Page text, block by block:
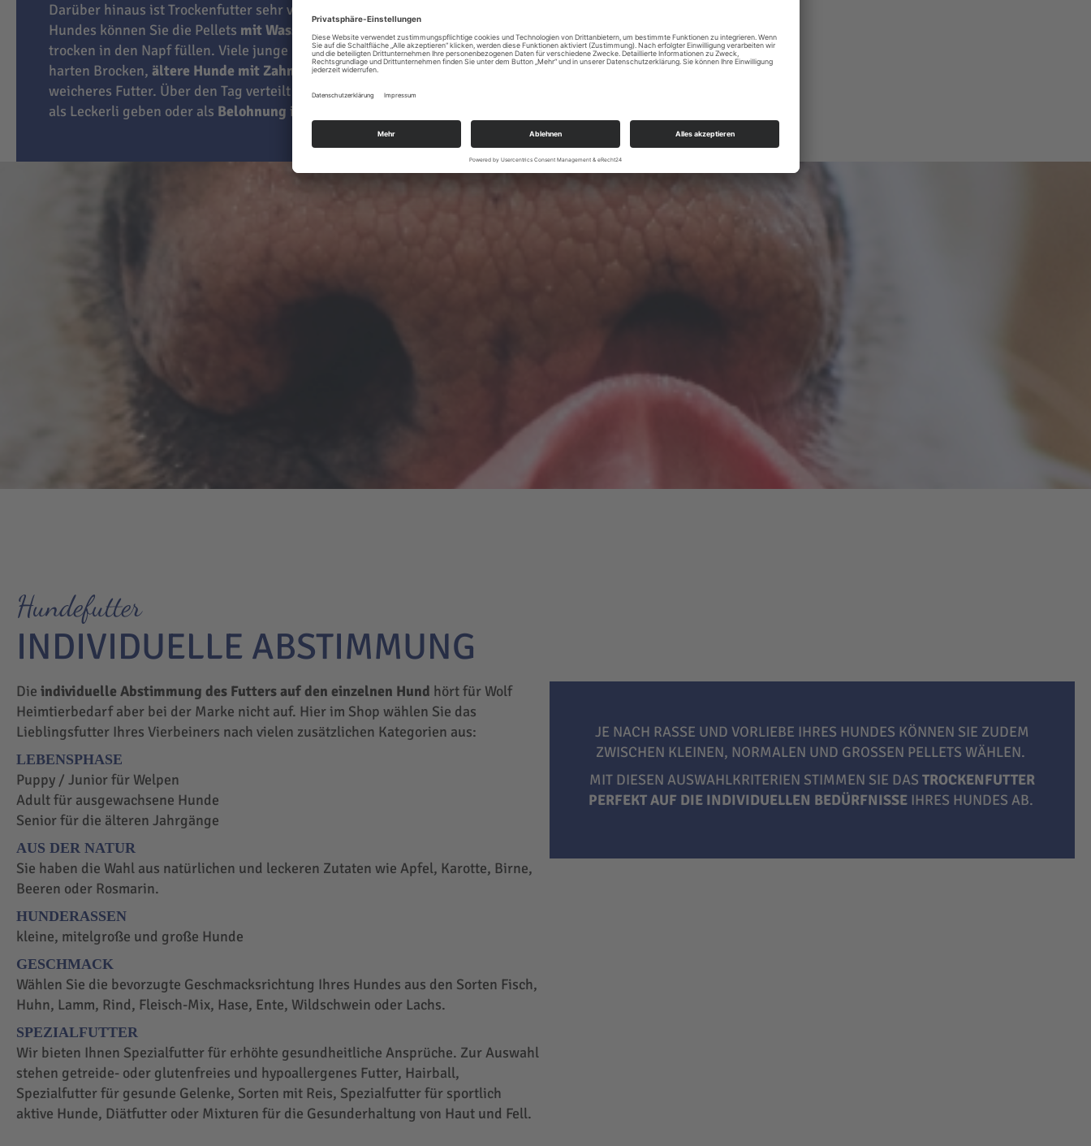
Darüber hinaus ist Trockenfutter sehr vielseitig. Je nach Präferenz Ihres
Hundes können Sie die Pellets mit Wasser übergießen oder einfach
trocken in den Napf füllen. Viele junge Hunde lieben das Kauen der
harten Brocken, ältere Hunde mit Zahnproblemenbevorzugen
weicheres Futter. Über den Tag verteilt können Sie die Pellets unbesorgt
als Leckerli geben oder als Belohnung im Training verwenden.
Hundefutter
INDIVIDUELLE ABSTIMMUNG
Die individuelle Abstimmung des Futters auf den einzelnen Hund hört für Wolf
Heimtierbedarf aber bei der Marke nicht auf. Hier im Shop wählen Sie das
Lieblingsfutter Ihres Vierbeiners nach vielen zusätzlichen Kategorien aus:
LEBENSPHASE
Puppy / Junior für Welpen
Adult für ausgewachsene Hunde
Senior für die älteren Jahrgänge
AUS DER NATUR
Sie haben die Wahl aus natürlichen und leckeren Zutaten wie Apfel, Karotte, Birne,
Beeren oder Rosmarin.
HUNDERASSEN
kleine, mitelgroße und große Hunde
GESCHMACK
Wählen Sie die bevorzugte Geschmacksrichtung Ihres Hundes aus den Sorten Fisch,
Huhn, Lamm, Rind, Fleisch-Mix, Hase, Ente, Wildschwein oder Lachs.
SPEZIALFUTTER
Wir bieten Ihnen Spezialfutter für erhöhte gesundheitliche Ansprüche. Zur Auswahl
stehen getreide- oder glutenfreies und hypoallergenes Futter, Hairball,
Spezialfutter für gesunde Gelenke, Sorten mit Reis, Spezialfutter für sportlich
aktive Hunde, Diätfutter oder Mixturen für die Gesunderhaltung von Haut und Fell.
JE NACH RASSE UND VORLIEBE IHRES HUNDES KÖNNEN SIE ZUDEM
ZWISCHEN KLEINEN, NORMALEN UND GROSSEN PELLETS WÄHLEN.
MIT DIESEN AUSWAHLKRITERIEN STIMMEN SIE DAS TROCKENFUTTER
PERFEKT AUF DIE INDIVIDUELLEN BEDÜRFNISSEIHRES HUNDES AB.